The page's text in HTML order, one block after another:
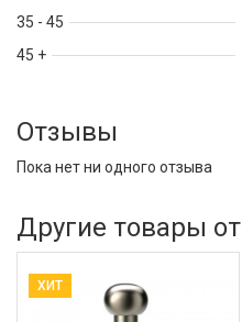
35 - 45
45 +
Отзывы
Пока нет ни одного отзыва
Другие товары от
ХИТ